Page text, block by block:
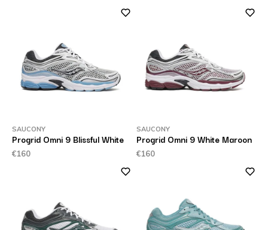
SAUCONY
Progrid Omni 9 Blissful White
€160
SAUCONY
Progrid Omni 9 White Maroon
€160